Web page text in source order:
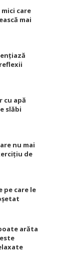
care
mai
cu apă
slăbi
nu mai
de
pe care le
arăta